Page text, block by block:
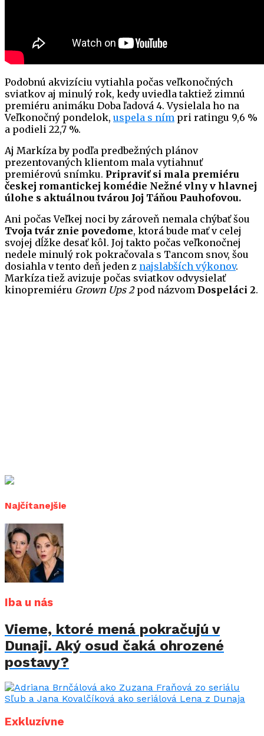
Podobnú akvizíciu vytiahla počas veľkonočných
sviatkov aj minulý rok, kedy uviedla taktiež zimnú
premiéru animáku Doba ľadová 4. Vysielala ho na
Veľkonočný pondelok, uspela s ním pri ratingu 9,6 %
a podieli 22,7 %.
Aj Markíza by podľa predbežných plánov
prezentovaných klientom mala vytiahnuť
premiérovú snímku. Pripraviť si mala premiéru
českej romantickej komédie Nežné vlny v hlavnej
úlohe s aktuálnou tvárou Joj Táňou Pauhofovou.
Ani počas Veľkej noci by zároveň nemala chýbať šou
Tvoja tvár znie povedome, ktorá bude mať v celej
svojej dĺžke desať kôl. Joj takto počas veľkonočnej
nedele minulý rok pokračovala s Tancom snov, šou
dosiahla v tento deň jeden z najslabších výkonov.
Markíza tiež avizuje počas sviatkov odvysielať
kinopremiéru Grown Ups 2pod názvom Dospeláci 2.
Najčítanejšie
Iba u nás
Vieme, ktoré mená pokračujú v
Dunaji. Aký osud čaká ohrozené
postavy?
Exkluzívne